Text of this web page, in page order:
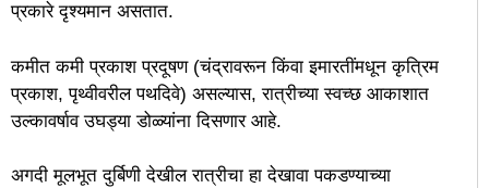
प्रकारे दृश्यमान असतात.
कमीत कमी प्रकाश प्रदूषण (चंद्रावरून किंवा इमारतींमधून कृत्रिम
प्रकाश, पृथ्वीवरील पथदिवे) असल्यास, रात्रीच्या स्वच्छ आकाशात
उल्कावर्षाव उघड्या डोळ्यांना दिसणार आहे.
अगदी मूलभूत दुर्बिणी देखील रात्रीचा हा देखावा पकडण्याच्या